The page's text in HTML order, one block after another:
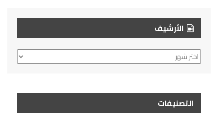
الأرشيف
الأرشيف
التصنيفات